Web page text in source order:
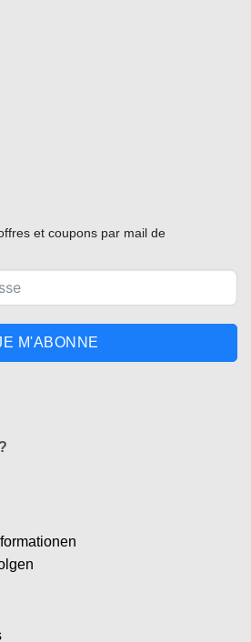
et coupons par mail de
M'ABONNE